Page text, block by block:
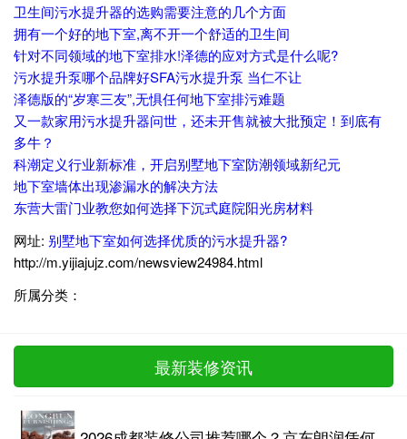
卫生间污水提升器的选购需要注意的几个方面
拥有一个好的地下室,离不开一个舒适的卫生间
针对不同领域的地下室排水!泽德的应对方式是什么呢?
污水提升泵哪个品牌好SFA污水提升泵 当仁不让
泽德版的“岁寒三友”,无惧任何地下室排污难题
又一款家用污水提升器问世，还未开售就被大批预定！到底有
多牛？
科潮定义行业新标准，开启别墅地下室防潮领域新纪元
地下室墙体出现渗漏水的解决方法
东营大雷门业教您如何选择下沉式庭院阳光房材料
网址: 别墅地下室如何选择优质的污水提升器?
http://m.yijiajujz.com/newsview24984.html
所属分类：
最新装修资讯